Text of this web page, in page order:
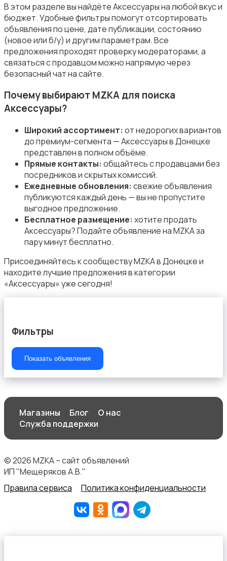
Спутниковое и цифровое ТВ
Наушники
Микрофоны
ТВ-приставки
В этом разделе вы найдёте Аксессуары на любой вкус и
бюджет. Удобные фильтры помогут отсортировать
объявления по цене, дате публикации, состоянию
(новое или б/у) и другим параметрам. Все
предложения проходят проверку модераторами, а
связаться с продавцом можно напрямую через
безопасный чат на сайте.
Почему выбирают MZKA для поиска
Аксессуары?
Широкий ассортимент: от недорогих вариантов
до премиум-сегмента — Аксессуары в Донецке
представлен в полном объёме.
Прямые контакты: общайтесь с продавцами без
посредников и скрытых комиссий.
Ежедневные обновления: свежие объявления
публикуются каждый день — вы не пропустите
выгодное предложение.
Бесплатное размещение: хотите продать
Аксессуары? Подайте объявление на MZKA за
пару минут бесплатно.
Присоединяйтесь к сообществу MZKA в Донецке и
находите лучшие предложения в категории
«Аксессуары» уже сегодня!
Фильтры
Показать объявления
Магазины Блог
О нас
Служба поддержки
© 2026 MZKA – сайт объявлений
ИП "Мещеряков А.В."
Правила сервиса
Политика конфиденциальности